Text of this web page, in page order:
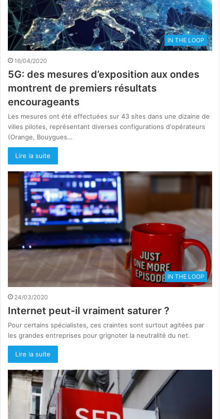
IN THE LOOP
16/04/2020
5G: des mesures d’exposition aux ondes
montrent de premiers résultats
encourageants
Les mesures ont été effectuées sur 43 sites dans une dizaine de
villes pilotes, représentant diverses configurations d'opérateurs
(Orange, Bouygues…
Lire la suite
IN THE LOOP
24/03/2020
Internet peut-il vraiment saturer ?
Pour certains spécialistes, ces craintes sont surtout agitées par
les grandes entreprises pour grignoter la neutralité du net.
Lire la suite